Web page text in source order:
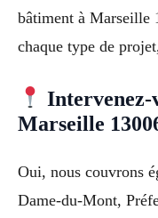
bâtiment à Marseille
chaque type de
Intervenez-
Marseille
Oui, nous couvrons
Dame-du-Mont,